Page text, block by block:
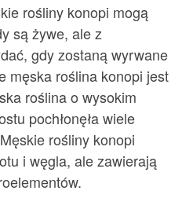
rośliny konopi mogą
są żywe, ale z
gdy zostaną wyrwane
męska roślina konopi jest
roślina o wysokim
pochłonęła wiele
rośliny konopi
i węgla, ale zawierają